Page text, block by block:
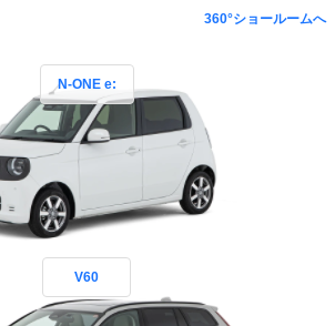
360°ショールームへ
N-ONE e:
V60